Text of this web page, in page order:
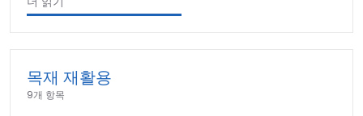
목재 재활용
9개 항목